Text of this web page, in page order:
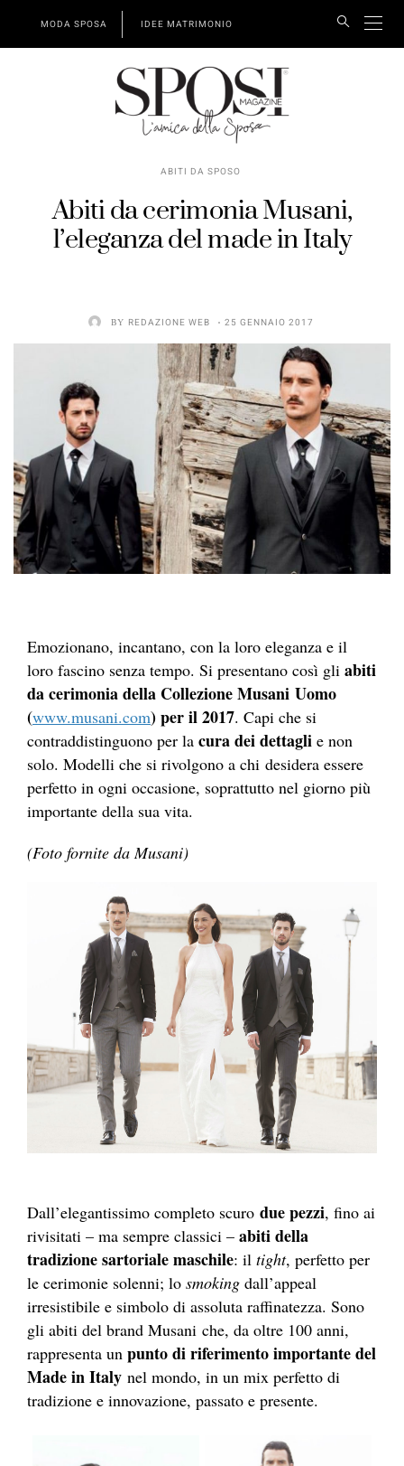
MODA SPOSA IDEE MATRIMONIO
ABITI DA SPOSO
Abiti da cerimonia Musani,
l’eleganza del made in Italy
BY REDAZIONE WEB 25 GENNAIO 2017
Emozionano, incantano, con la loro eleganza e il
loro fascino senza tempo. Si presentano così gli abiti
da cerimonia della Collezione Musani Uomo
(www.musani.com) per il 2017. Capi che si
contraddistinguono per la cura dei dettagli e non
solo. Modelli che si rivolgono a chi desidera essere
perfetto in ogni occasione, soprattutto nel giorno più
importante della sua vita.
(Foto fornite da Musani)
Dall’elegantissimo completo scuro due pezzi, fino ai
rivisitati – ma sempre classici – abiti della
tradizione sartoriale maschile: il tight, perfetto per
le cerimonie solenni; lo smoking dall’appeal
irresistibile e simbolo di assoluta raffinatezza. Sono
gli abiti del brand Musani che, da oltre 100 anni,
rappresenta un punto di riferimento importante del
Made in Italy nel mondo, in un mix perfetto di
tradizione e innovazione, passato e presente.